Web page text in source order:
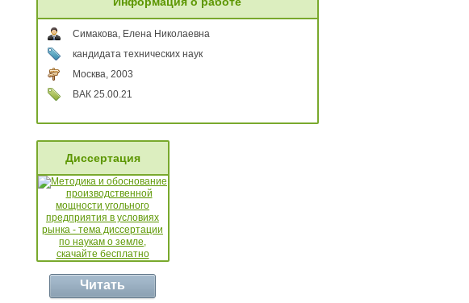
Симакова, Елена Николаевна
кандидата технических наук
Москва, 2003
ВАК 25.00.21
Диссертация
Читать